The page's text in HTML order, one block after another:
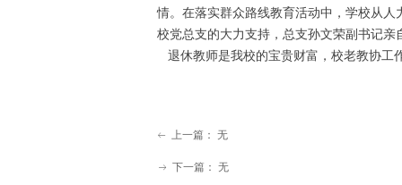
情。在落实群众路线教育活动中，学校从
校党总支的大力支持，总支孙文荣副书记
退休教师是我校的宝贵财富，校老教协工
ꂃ 上一篇： 无
ꁹ 下一篇： 无